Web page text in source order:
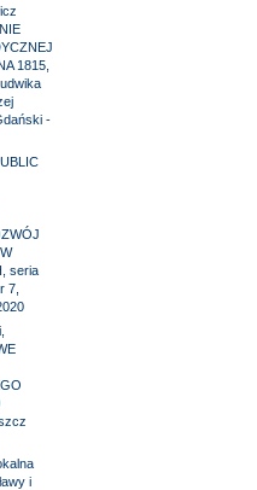
1815,
-
seria
7,
i